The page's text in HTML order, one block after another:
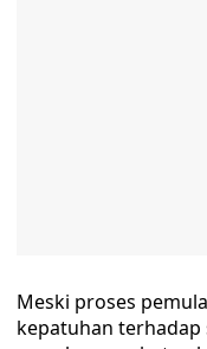
Meski proses
kepatuhan